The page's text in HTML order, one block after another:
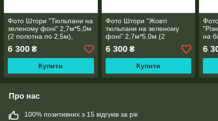
Фото Штори "Тюльпани на
зеленому фоні" 2,7м*5,0м
(2 полотна по 2,5м),
6 300 ₴
Купити
Фото Штори "Жовті
тюльпани на зеленому
фоні" 2,7м*5,0м (2
полотна по 2,5м), тасьма
6 300₴
Купити
на
6
Про нас
100% позитивних з 15 відгуків за рік